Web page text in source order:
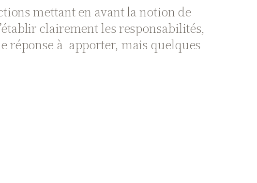
mettant en avant la notion de
clairement les responsabilités,
réponse à apporter, mais quelques